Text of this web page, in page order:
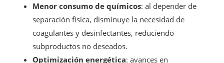
Menor consumo de químicos: al depender de
separación física, disminuye la necesidad de
coagulantes y desinfectantes, reduciendo
subproductos no deseados.
Optimización energética: avances en